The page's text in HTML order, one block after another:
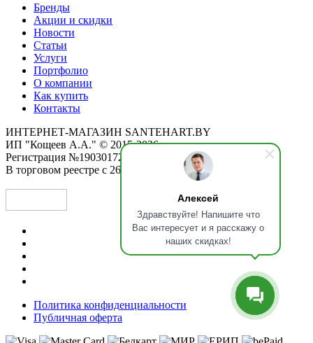
Алексей
Здравствуйте! Напишите что
Вас интересует и я расскажу о
наших скидках!
Бренды
Акции и скидки
Новости
Статьи
Услуги
Портфолио
О компании
Как купить
Контакты
ИНТЕРНЕТ-МАГАЗИН SANTEHART.BY
ИП "Кощеев А.А." © 2015-2026
Регистрация №190301725 от 12.02.2015
В торговом реестре с 26.11.2019
Политика конфиденциальности
Публичная оферта